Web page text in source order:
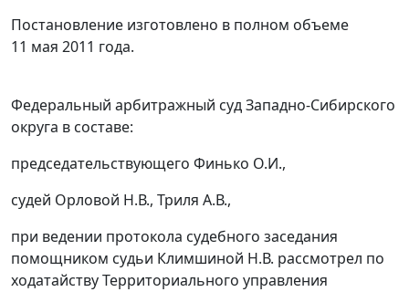
Постановление изготовлено в полном объеме
11 мая 2011 года.
Федеральный арбитражный суд Западно-Сибирского
округа в составе:
председательствующего Финько О.И.,
судей Орловой Н.В., Триля А.В.,
при ведении протокола судебного заседания
помощником судьи Климшиной Н.В. рассмотрел по
ходатайству Территориального управления